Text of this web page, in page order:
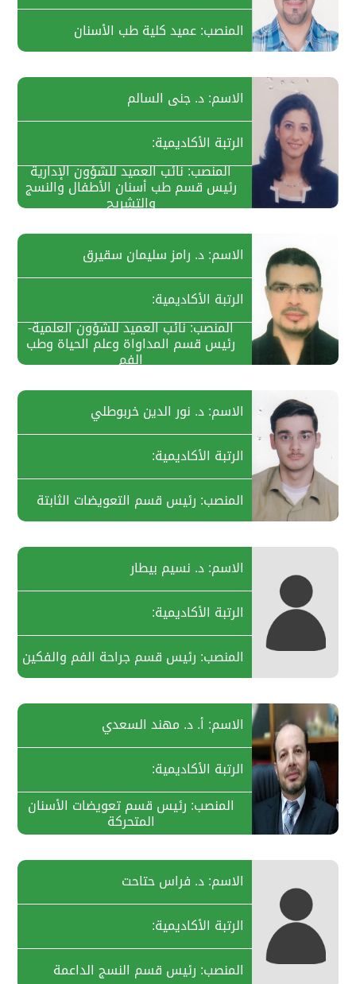
المنصب: عميد كلية طب الأسنان
الاسم: د. جنى السالم
الرتبة الأكاديمية:
المنصب: نائب العميد للشؤون الإدارية
رئيس قسم طب أسنان الأطفال والنسج
والتشريح
الاسم: د. رامز سليمان سقيرق
الرتبة الأكاديمية:
المنصب: نائب العميد للشؤون العلمية-
رئيس قسم المداواة وعلم الحياة وطب
الفم
الاسم: د. نور الدين خربوطلي
الرتبة الأكاديمية:
المنصب: رئيس قسم التعويضات الثابتة
الاسم: د. نسيم بيطار
الرتبة الأكاديمية:
المنصب: رئيس قسم جراحة الفم والفكين
الاسم: أ. د. مهند السعدي
الرتبة الأكاديمية:
المنصب: رئيس قسم تعويضات الأسنان
المتحركة
الاسم: د. فراس حتاحت
الرتبة الأكاديمية:
المنصب: رئيس قسم النسج الداعمة